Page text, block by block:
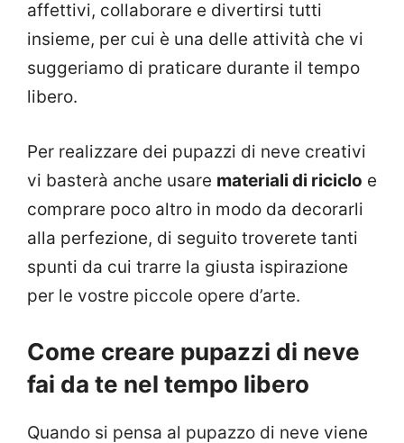
affettivi, collaborare e divertirsi tutti
insieme, per cui è una delle attività che vi
suggeriamo di praticare durante il tempo
libero.
Per realizzare dei pupazzi di neve creativi
vi basterà anche usare materiali di riciclo e
comprare poco altro in modo da decorarli
alla perfezione, di seguito troverete tanti
spunti da cui trarre la giusta ispirazione
per le vostre piccole opere d’arte.
Come creare pupazzi di neve
fai da te nel tempo libero
Quando si pensa al pupazzo di neve viene